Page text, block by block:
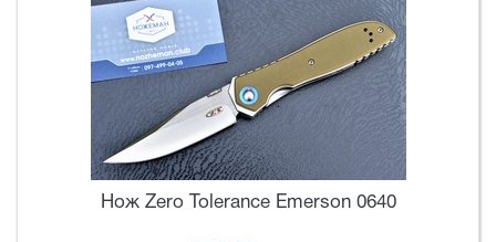
Нож Zero Tolerance Emerson 0640